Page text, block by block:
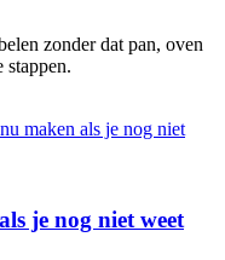
zonder dat pan, oven
stappen.
je nog niet weet